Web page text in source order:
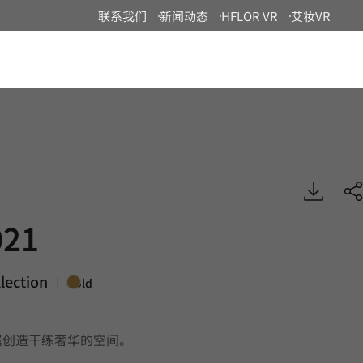
联系我们 新闻动态 HFLOR VR 艾妆VR
Gold
造干练奢华的空间。